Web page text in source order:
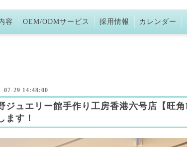
容 OEM/ODMサービス 採用情報 カレンダー
07-29 14:48:00
ジュエリー館手作り工房香港六号店【旺
ます！